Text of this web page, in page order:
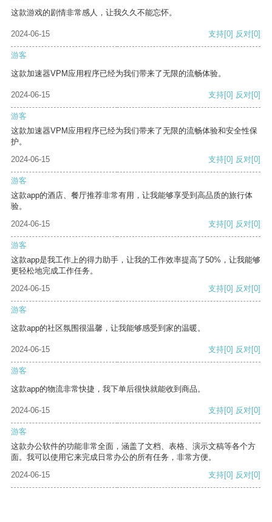
这款游戏的剧情非常感人，让我久久不能忘怀。
2024-06-15 支持[0] 反对[0]
游客
这款加速器VPM应用程序已经为我们带来了无限的流畅体验。
2024-06-15 支持[0] 反对[0]
游客
这款加速器VPM应用程序已经为我们带来了无限的流畅体验和安全性保
护。
2024-06-15
支持[0] 反对[0]
游客
这款app的酒店、餐厅推荐非常有用，让我能够享受到高品质的旅行体
验。
2024-06-15
支持[0] 反对[0]
游客
这款app是我工作上的得力助手，让我的工作效率提高了50%，让我能够
更轻松地完成工作任务。
2024-06-15
支持[0] 反对[0]
游客
这款app的社区氛围很温馨，让我能够感受到家的温暖。
2024-06-15 支持[0] 反对[0]
游客
这款app的物流非常快捷，我下单后很快就能收到商品。
2024-06-15 支持[0] 反对[0]
游客
这款办公软件的功能非常全面，涵盖了文档、表格、演示文稿等各个方
面。我可以使用它来完成日常办公的所有任务，非常方便。
2024-06-15
支持[0] 反对[0]